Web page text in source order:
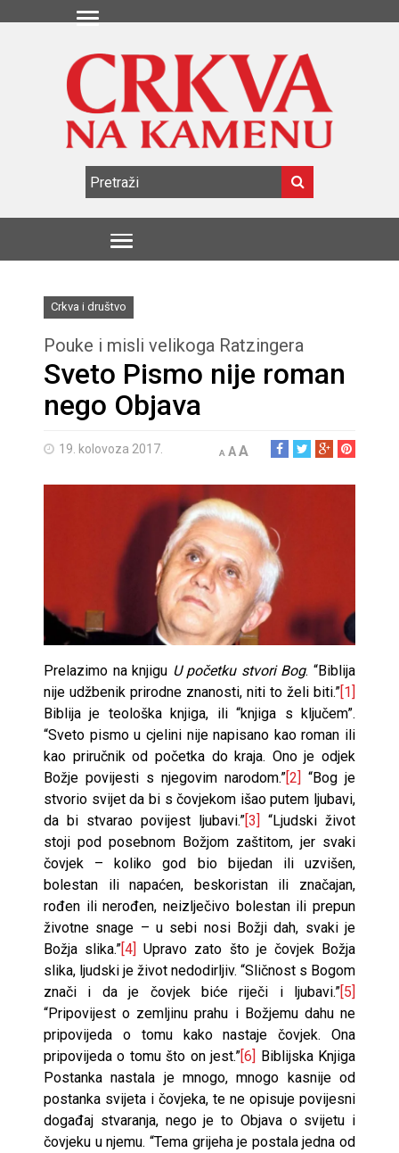
Crkva i društvo
Pouke i misli velikoga Ratzingera
Sveto Pismo nije roman
nego Objava
19. kolovoza 2017. A AA
Prelazimo na knjigu U početku stvori Bog. “Biblija
nije udžbenik prirodne znanosti, niti to želi biti.”[1]
Biblija je teološka knjiga, ili “knjiga s ključem”.
“Sveto pismo u cjelini nije napisano kao roman ili
kao priručnik od početka do kraja. Ono je odjek
Božje povijesti s njegovim narodom.”[2] “Bog je
stvorio svijet da bi s čovjekom išao putem ljubavi,
da bi stvarao povijest ljubavi.”[3] “Ljudski život
stoji pod posebnom Božjom zaštitom, jer svaki
čovjek – koliko god bio bijedan ili uzvišen,
bolestan ili napaćen, beskoristan ili značajan,
rođen ili nerođen, neizlječivo bolestan ili prepun
životne snage – u sebi nosi Božji dah, svaki je
Božja slika.”[4] Upravo zato što je čovjek Božja
slika, ljudski je život nedodirljiv. “Sličnost s Bogom
znači i da je čovjek biće riječi i ljubavi.”[5]
“Pripovijest o zemljinu prahu i Božjemu dahu ne
pripovijeda o tomu kako nastaje čovjek. Ona
pripovijeda o tomu što on jest.”[6] Biblijska Knjiga
Postanka nastala je mnogo, mnogo kasnije od
postanka svijeta i čovjeka, te ne opisuje povijesni
događaj stvaranja, nego je to Objava o svijetu i
čovjeku u njemu. “Tema grijeha je postala jedna od